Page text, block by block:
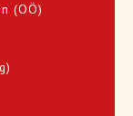
(OÖ)